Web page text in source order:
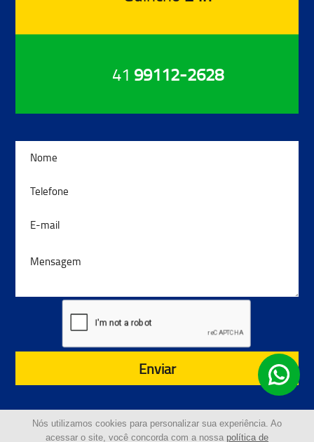
Nós utilizamos cookies para personalizar sua experiência. Ao
acessar o site, você concorda com a nossa política de
41 99112-2628
Enviar